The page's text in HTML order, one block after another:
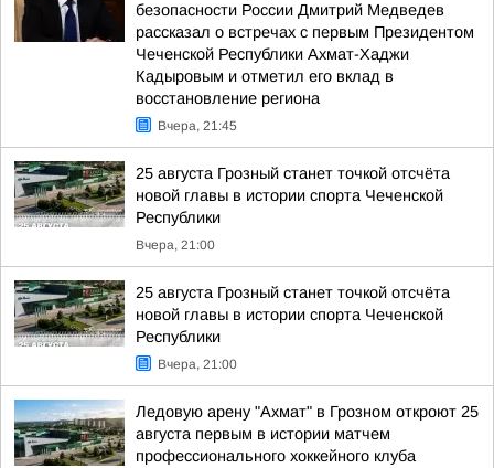
безопасности России Дмитрий Медведев
рассказал о встречах с первым Президентом
Чеченской Республики Ахмат-Хаджи
Кадыровым и отметил его вклад в
восстановление региона
Вчера, 21:45
25 августа Грозный станет точкой отсчёта
новой главы в истории спорта Чеченской
Республики
Вчера, 21:00
25 августа Грозный станет точкой отсчёта
новой главы в истории спорта Чеченской
Республики
Вчера, 21:00
Ледовую арену "Ахмат" в Грозном откроют 25
августа первым в истории матчем
профессионального хоккейного клуба